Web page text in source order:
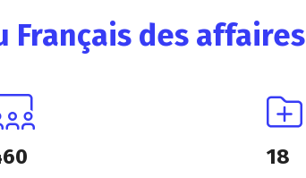
Français des affaires
18